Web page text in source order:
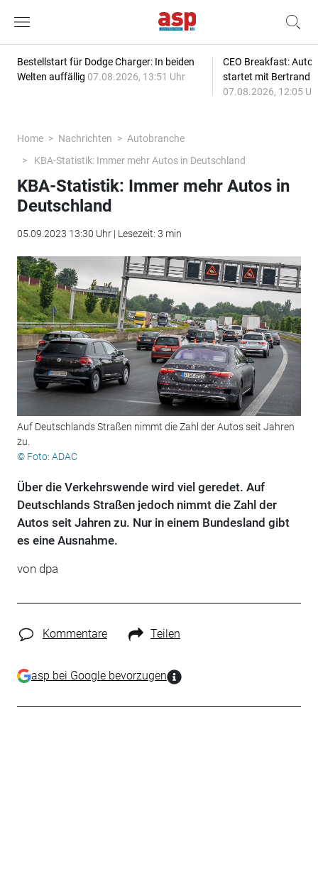
Bestellstart für Dodge Charger: In beiden
Welten auffällig 07.08.2026, 13:51 Uhr
CEO Breakfast:
startet mit Bertrand
07.08.2026, 12:05
Home Nachrichten
Autobranche
KBA-Statistik: Immer mehr Autos in Deutschland
KBA-Statistik: Immer mehr Autos in
Deutschland
05.09.2023 13:30 Uhr | Lesezeit: 3 min
Auf Deutschlands Straßen nimmt die Zahl der Autos seit Jahren
zu.
© Foto: ADAC
Über die Verkehrswende wird viel geredet. Auf
Deutschlands Straßen jedoch nimmt die Zahl der
Autos seit Jahren zu. Nur in einem Bundesland gibt
es eine Ausnahme.
von dpa
Kommentare Teilen
asp bei Google bevorzugen